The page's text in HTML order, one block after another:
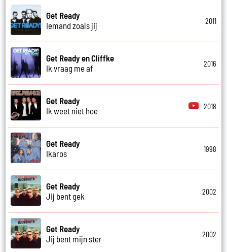
Get Ready
Iemand zoals jij
2011
Get Ready en Cliffke
Ik vraag me af
2016
Get Ready
Ik weet niet hoe
2018
Get Ready
Ikaros
1998
Get Ready
Jij bent gek
2002
Get Ready
Jij bent mijn ster
2002